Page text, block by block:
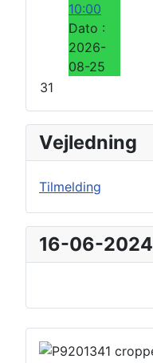
10:00
Dato :
2026-
08-25
31
Vejledning
Tilmelding
16-06-2024